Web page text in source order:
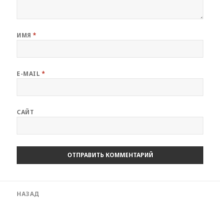
ИМЯ*
E-MAIL *
САЙТ
НАЗАД